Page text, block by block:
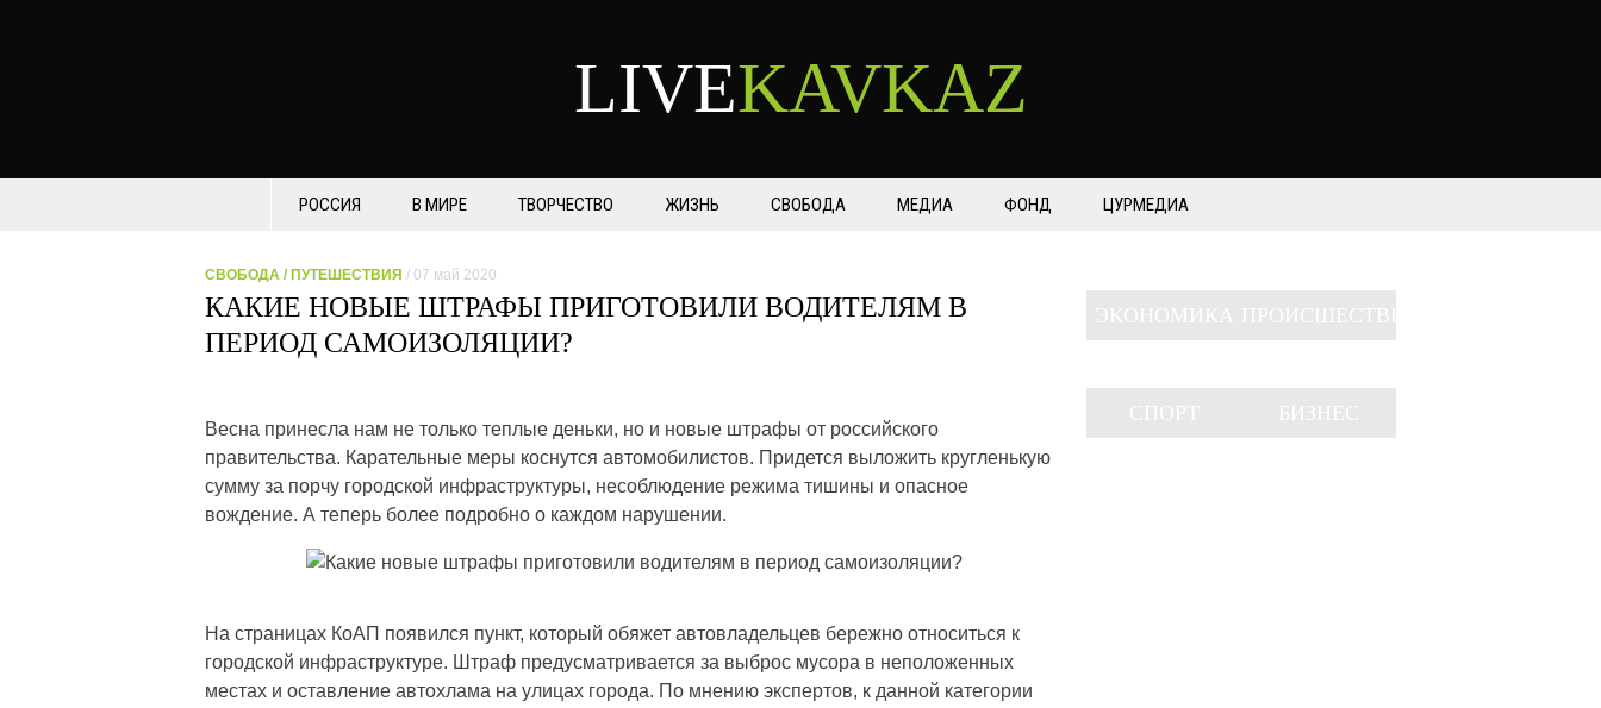
LIVEKAVKAZ
РОССИЯ В МИРЕ ТВОРЧЕСТВО ЖИЗНЬ СВОБОДА МЕДИА ФОНД ЦУРМЕДИА
СВОБОДА / ПУТЕШЕСТВИЯ / 07 май 2020
КАКИЕ НОВЫЕ ШТРАФЫ ПРИГОТОВИЛИ ВОДИТЕЛЯМ В
ПЕРИОД САМОИЗОЛЯЦИИ?
Весна принесла нам не только теплые деньки, но и новые штрафы от российского
правительства. Карательные меры коснутся автомобилистов. Придется выложить кругленькую
сумму за порчу городской инфраструктуры, несоблюдение режима тишины и опасное
вождение. А теперь более подробно о каждом нарушении.
На страницах КоАП появился пункт, который обяжет автовладельцев бережно относиться к
городской инфраструктуре. Штраф предусматривается за выброс мусора в неположенных
местах и оставление автохлама на улицах города. По мнению экспертов, к данной категории